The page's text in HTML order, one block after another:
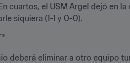
cuartos, el USM Argel dejó en la
siquiera (1-1 y 0-0).
deberá eliminar a otro equipo